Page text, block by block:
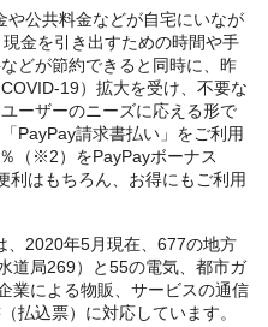
公共料金などが自宅にいなが
金を引き出すための時間や手
どが節約できると同時に、昨
19）拡大を受け、不要な
ーザーのニーズに応える形で
PayPay請求書払い」をご利用
（※2）をPayPayボーナス
利はもちろん、お得にもご利用
2020年5月現在、677の地方
道局269）と55の電気、都市ガ
業による物販、サービスの通信
払込票）に対応しています。